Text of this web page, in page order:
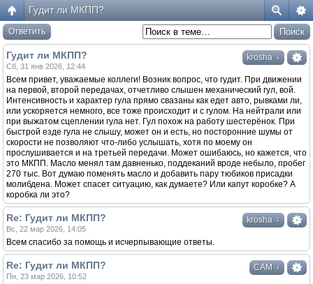
Гудит ли МКПП?
Ответить
krosha ↓
Гудит ли МКПП?
Сб, 31 янв 2026, 12:44
Всем привет, уважаемые коллеги! Возник вопрос, что гудит. При движении
на первой, второй передачах, отчетливо слышен механический гул, вой.
Интенсивность и характер гула прямо свазаны как едет авто, рывками ли,
или ускоряется немного, все тоже происходит и с гулом. На нейтрали или
при выжатом сцеплении гула нет. Гул похож на работу шестерёнок. При
быстрой езде гула не слышу, может он и есть, но посторонние шумы от
скорости не позволяют что-либо услышать, хотя по моему он
прослушивается и на третьей передачи. Может ошибаюсь, но кажется, что
это МКПП. Масло менял там давненько, поддеканий вроде небыло, пробег
270 тыс. Вот думаю поменять масло и добавить пару тюбиков присадки
молибдена. Может спасет ситуацию, как думаете? Или капут коробке? А
коробка ли это?
krosha ↓
Re: Гудит ли МКПП?
Вс, 22 мар 2026, 14:05
Всем спасибо за помощь и исчерпывающие ответы.
САМ ↓
Re: Гудит ли МКПП?
Пн, 23 мар 2026, 10:52